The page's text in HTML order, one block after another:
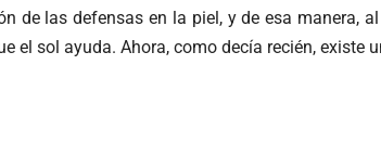
de las defensas en la piel, y de esa manera,
el sol ayuda. Ahora, como decía recién,